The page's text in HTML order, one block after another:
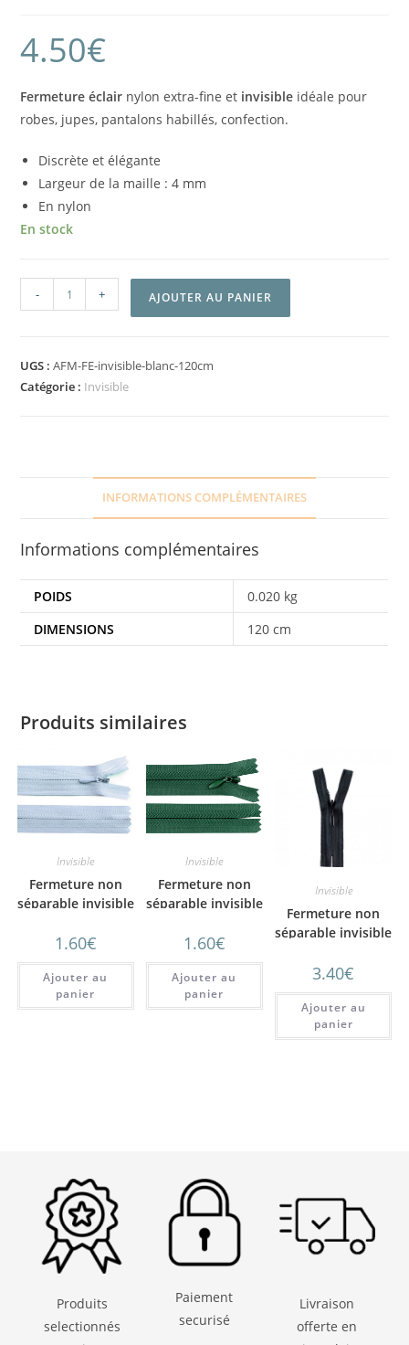
4.50€
Fermeture éclair nylon extra-fine et invisible idéale pour
robes, jupes, pantalons habillés, confection.
Discrète et élégante
Largeur de la maille : 4 mm
En nylon
En stock
- + AJOUTER AU PANIER
UGS :AFM-FE-invisible-blanc-120cm
Catégorie : Invisible
INFORMATIONS COMPLÉMENTAIRES
Informations complémentaires
POIDS
0.020 kg
DIMENSIONS
120 cm
Produits similaires
Invisible
Fermeture non
séparable invisible
1.60€
Ajouter au
panier
Invisible
Fermeture non
séparable invisible
1.60€
Ajouter au
panier
Invisible
Fermeture non
séparable invisible
3.40€
Ajouter au
panier
Produits
selectionnés
Paiement
securisé
Livraison
offerte en